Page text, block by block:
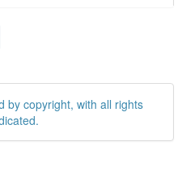
by copyright, with all rights